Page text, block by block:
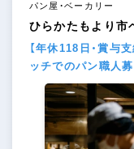
パン屋・ベーカリー
ひらかたもより市
【年休118日・賞与
ッチでのパン職人